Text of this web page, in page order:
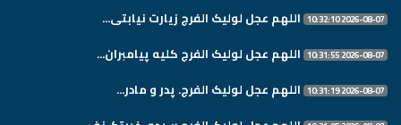
2026-08-07 10:32:10 اللهم عجل لولیک الفرج زیارت نیابتی...
2026-08-07 10:31:55 اللهم عجل لولیک الفرج کلیه پیامبران...
2026-08-07 10:31:19 اللهم عجل لولیک الفرج. پدر و مادر...